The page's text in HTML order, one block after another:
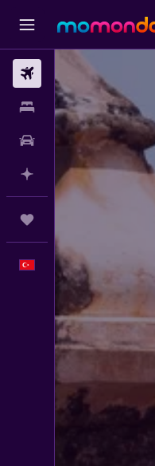
Uçak Bileti
Konaklama
Kiralık Araç
AI ile Planla
Türkçe